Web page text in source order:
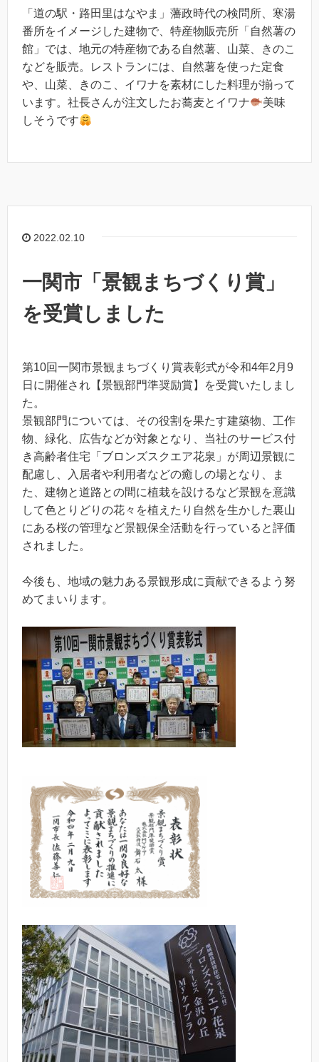
「道の駅・路田里はなやま」藩政時代の検問所、寒湯
番所をイメージした建物で、特産物販売所「自然薯の
館」では、地元の特産物である自然薯、山菜、きのこ
などを販売。レストランには、自然薯を使った定食
や、山菜、きのこ、イワナを素材にした料理が揃って
います。社長さんが注文したお蕎麦とイワナ
美味
しそうです
2022.02.10
一関市「景観まちづくり賞」
を受賞しました
第10回一関市景観まちづくり賞表彰式が令和4年2月9
日に開催され【景観部門準奨励賞】を受賞いたしまし
た。
景観部門については、その役割を果たす建築物、工作
物、緑化、広告などが対象となり、当社のサービス付
き高齢者住宅「ブロンズスクエア花泉」が周辺景観に
配慮し、入居者や利用者などの癒しの場となり、ま
た、建物と道路との間に植栽を設けるなど景観を意識
して色とりどりの花々を植えたり自然を生かした裏山
にある桜の管理など景観保全活動を行っていると評価
されました。
今後も、地域の魅力ある景観形成に貢献できるよう努
めてまいります。